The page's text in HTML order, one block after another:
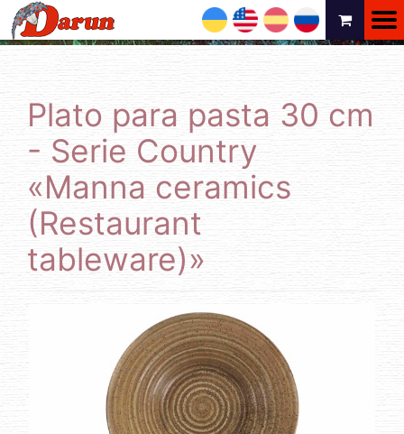
UA EN ES RU
Plato para pasta 30 cm
- Serie Country
«Manna ceramics
(Restaurant
tableware)»